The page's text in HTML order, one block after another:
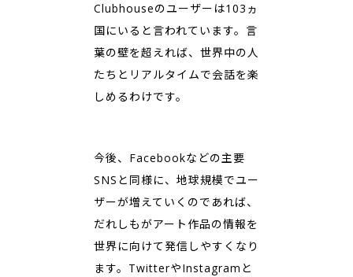
Clubhouseのユーザーは103ヵ
国にいると言われています。言
葉の壁を超えれば、世界中の人
たちとリアルタイムで会話を楽
しめるわけです。
今後、Facebookなどの主要
SNSと同様に、地球規模でユー
ザーが増えていくのであれば、
だれしもがアート作品の情報を
世界に向けて発信しやすくなり
ます。TwitterやInstagramと